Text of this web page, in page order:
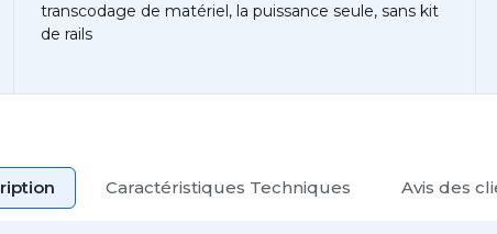
transcodage de matériel, la puissance seule, sans kit
de rails
Caractéristiques Techniques Avis des